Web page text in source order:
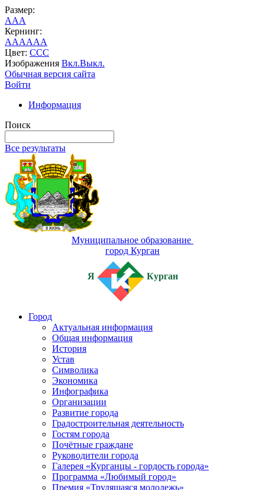
Размер:
AAA
Кернинг:
AAAAAA
Цвет: CCC
Изображения Вкл.Выкл.
Обычная версия сайта
Войти
Информация
Поиск
Все результаты
Муниципальное образование
город Курган
Я Курган
Город
Актуальная информация
Общая информация
История
Устав
Символика
Экономика
Инфографика
Организации
Развитие города
Градостроительная деятельность
Гостям города
Почётные граждане
Руководители города
Галерея «Курганцы - гордость города»
Программа «Любимый город»
Премия «Трудящаяся молодежь»